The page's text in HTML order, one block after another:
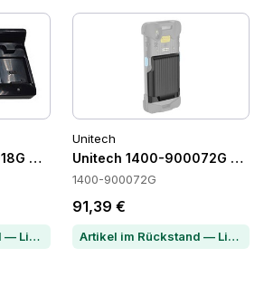
Cradles
Artikel im Rückstand — Lieferzeit per Chat erfragen
Unitech
Unitech 1400-900072G
1400-900072G
91,39 €
Artikel im Rückstand — Lieferzeit per Chat erfragen